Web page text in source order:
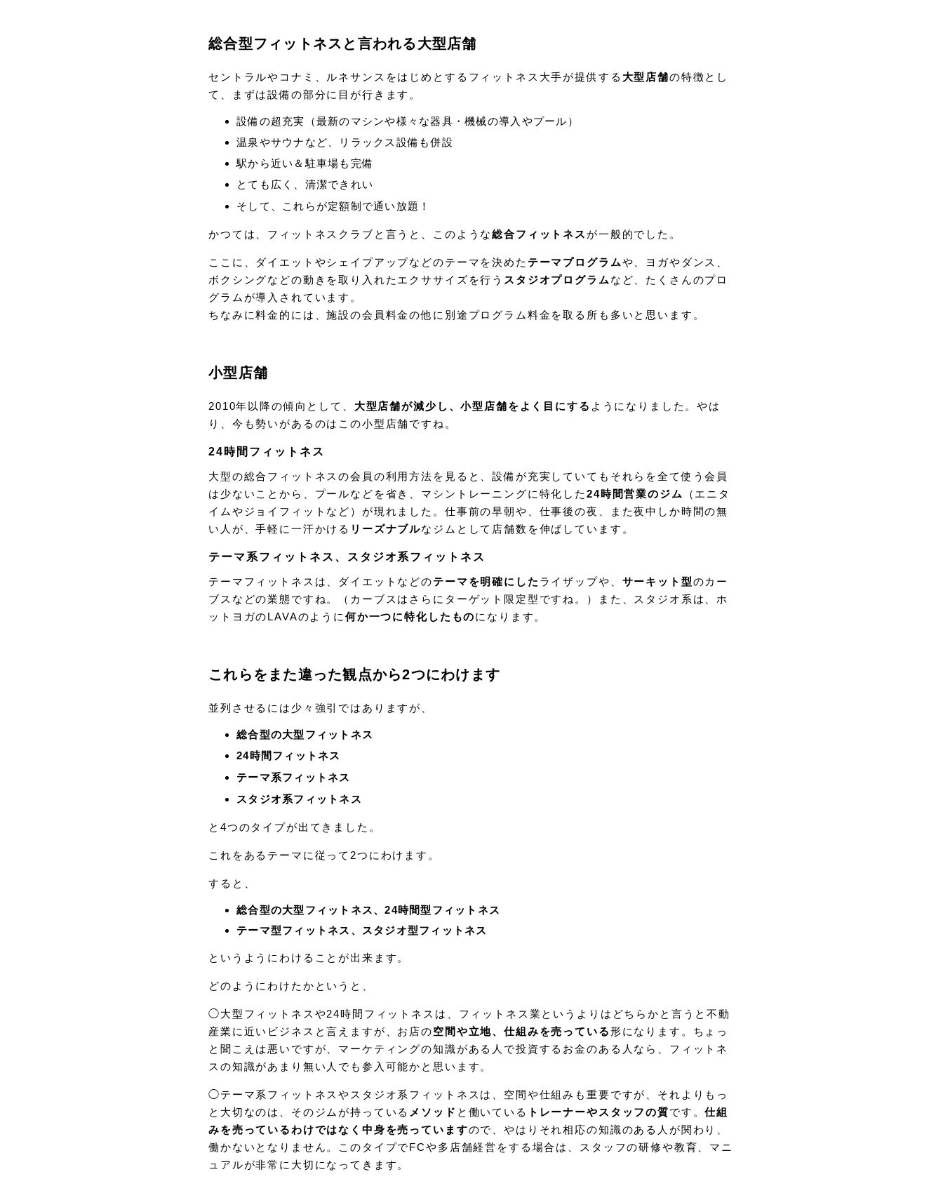
総合型フィットネスと言われる大型店舗
セントラルやコナミ、ルネサンスをはじめとするフィットネス大手が提供する 大型店舗の特徴とし
て、まずは設備の部分に目が行きます。
設備の超充実（最新のマシンや様々な器具・機械の導入やプール）
温泉やサウナなど、リラックス設備も併設
駅から近い＆駐車場も完備
とても広く、清潔できれい
そして、これらが定額制で通い放題！
かつては、フィットネスクラブと言うと、このような総合フィットネス が一般的でした。
ここに、ダイエットやシェイプアップなどのテーマを決めた テーマプログラムや、ヨガやダンス、
ボクシングなどの動きを取り入れたエクササイズを行う スタジオプログラム など、たくさんのプロ
グラムが導入されています。
ちなみに料金的には、施設の会員料金の他に別途プログラム料金を取る所も多いと思います。
小型店舗
2010年以降の傾向として、 大型店舗が減少し、小型店舗をよく目にする ようになりました。やは
り、今も勢いがあるのはこの小型店舗ですね。
24時間フィットネス
大型の総合フィットネスの会員の利用方法を見ると、設備が充実していてもそれらを全て使う会員
は少ないことから、プールなどを省き、マシントレーニングに特化した 24時間営業のジム
（エニタ
イムやジョイフィットなど）が現れました。仕事前の早朝や、仕事後の夜、また夜中しか時間の無
い人が、手軽に一汗かける リーズナブルなジムとして店舗数を伸ばしています。
テーマ系フィットネス、スタジオ系フィットネス
テーマフィットネスは、ダイエットなどのテーマを明確にした ライザップや、 サーキット型のカー
ブスなどの業態ですね。（カーブスはさらにターゲット限定型ですね。）また、スタジオ系は、ホ
ットヨガのLAVAのように 何か一つに特化したものになります。
これらをまた違った観点から2つにわけます
並列させるには少々強引ではありますが、
総合型の大型フィットネス
24時間フィットネス
テーマ系フィットネス
スタジオ系フィットネス
と4つのタイプが出てきました。
これをあるテーマに従って2つにわけます。
すると、
総合型の大型フィットネス、24時間型フィットネス
テーマ型フィットネス、スタジオ型フィットネス
というようにわけることが出来ます。
どのようにわけたかというと、
◯大型フィットネスや24時間フィットネスは、フィットネス業というよりはどちらかと言うと不動
産業に近いビジネスと言えますが、お店の空間や立地、仕組みを売っている形になります。ちょっ
と聞こえは悪いですが、マーケティングの知識がある人で投資するお金のある人なら、フィットネ
スの知識があまり無い人でも参入可能かと思います。
◯テーマ系フィットネスやスタジオ系フィットネスは、空間や仕組みも重要ですが、それよりもっ
と大切なのは、そのジムが持っている メソッド と働いている トレーナーやスタッフの質です。仕組
みを売っているわけではなく中身を売っていますので、やはりそれ相応の知識のある人が関わり、
働かないとなりません。このタイプでFCや多店舗経営をする場合は、スタッフの研修や教育、マニ
ュアルが非常に大切になってきます。